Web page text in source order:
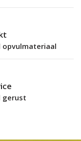
opvulmateriaal
gerust